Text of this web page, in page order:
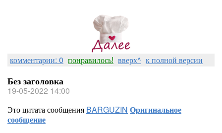
комментарии: 0 понравилось! вверх^ к полной версии
Без заголовка
19-05-2022 14:00
Это цитата сообщения BARGUZIN Оригинальное
сообщение